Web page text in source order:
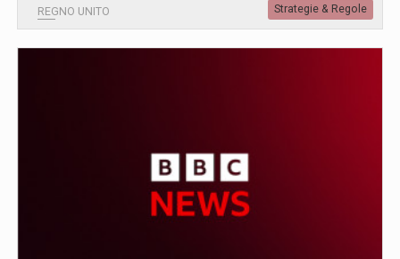
REGNO UNITO Strategie & Regole